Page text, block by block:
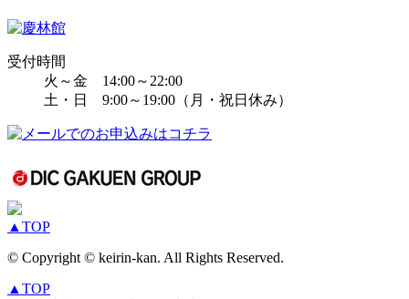
受付時間
火～金 14:00～22:00
土・日 9:00～19:00（月・祝日休み）
▲ TOP
© Copyright © keirin-kan. All Rights Reserved.
▲ TOP